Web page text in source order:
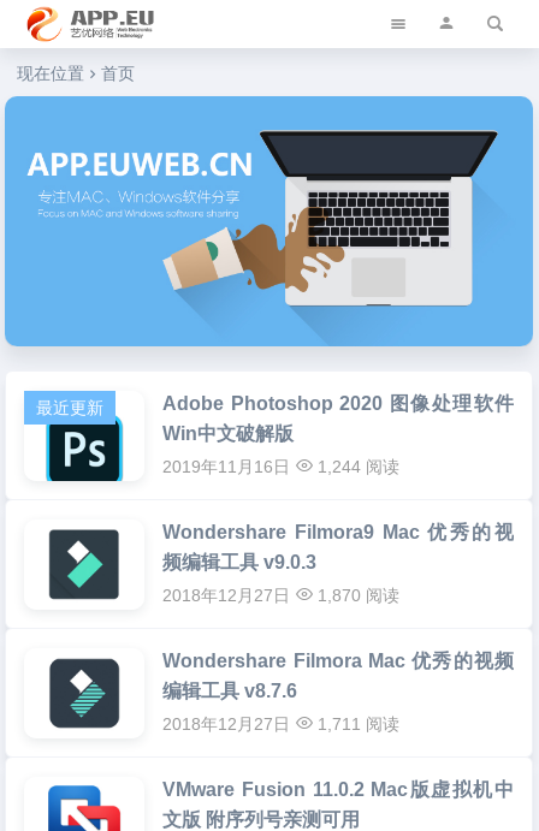
艺优软件乐园
现在位置 首页
推荐阅读
最近更新
Adobe Photoshop 2020 图像处理软件
Win中文破解版
2019年11月16日 1,244 阅读
Wondershare Filmora9 Mac 优秀的视
频编辑工具 v9.0.3
2018年12月27日 1,870 阅读
Wondershare Filmora Mac 优秀的视频
编辑工具 v8.7.6
2018年12月27日 1,711 阅读
VMware Fusion 11.0.2 Mac版虚拟机中
文版 附序列号亲测可用